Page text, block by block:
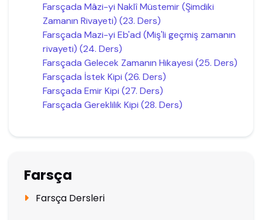
Farsçada Mâzi-yi Naklî Müstemir (Şimdiki
Zamanın Rivayeti) (23. Ders)
Farsçada Mazi-yi Eb'ad (Miş'li geçmiş zamanın
rivayeti) (24. Ders)
Farsçada Gelecek Zamanın Hikayesi (25. Ders)
Farsçada İstek Kipi (26. Ders)
Farsçada Emir Kipi (27. Ders)
Farsçada Gereklilik Kipi (28. Ders)
Farsça
Farsça Dersleri